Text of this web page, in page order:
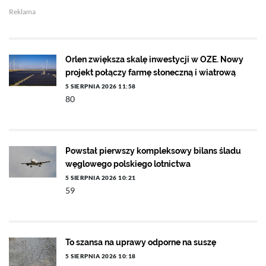
Reklama
Orlen zwiększa skalę inwestycji w OZE. Nowy
projekt połączy farmę słoneczną i wiatrową
5 SIERPNIA 2026 11:58
80
Powstał pierwszy kompleksowy bilans śladu
węglowego polskiego lotnictwa
5 SIERPNIA 2026 10:21
59
To szansa na uprawy odporne na suszę
5 SIERPNIA 2026 10:18